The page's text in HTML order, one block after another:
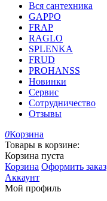
Вся сантехника
GAPPO
FRAP
RAGLO
SPLENKA
FRUD
PROHANSS
Новинки
Сервис
Сотрудничество
Отзывы
0Корзина
Товары в корзине:
Корзина пуста
Корзина Оформить заказ
Аккаунт
Мой профиль